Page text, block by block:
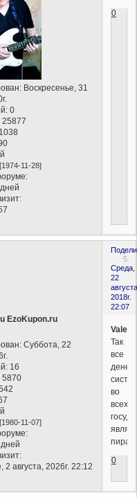
: Воскресенье, 31
0
25877
[1974-11-28]
0
5
Среда,
22
2018г.
22:07
EzoKupon.ru
: Суббота, 22
16
5870
[1980-11-07]
2 августа, 2026г. 22:12
Так
все
во
всех
0